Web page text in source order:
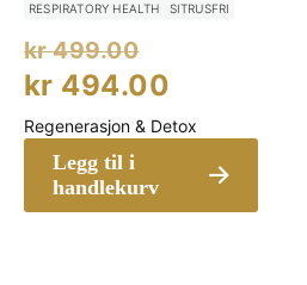
RESPIRATORY HEALTH
SITRUSFRI
kr499.00
pris
var:
kr 494.00
pris
kr 494.00.
Legg til i
handlekurv
Regenerasjon & Detox